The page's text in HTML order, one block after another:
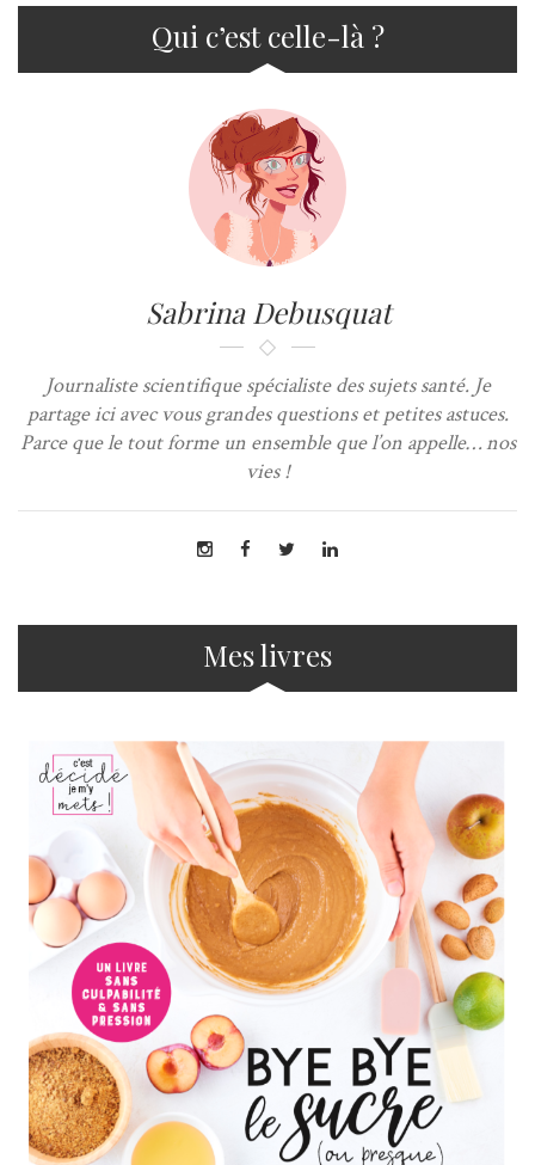
Qui c’est celle-là ?
Sabrina Debusquat
Journaliste scientifique spécialiste des sujets santé. Je
partage ici avec vous grandes questions et petites astuces.
Parce que le tout forme un ensemble que l’on appelle… nos
vies !
Mes livres